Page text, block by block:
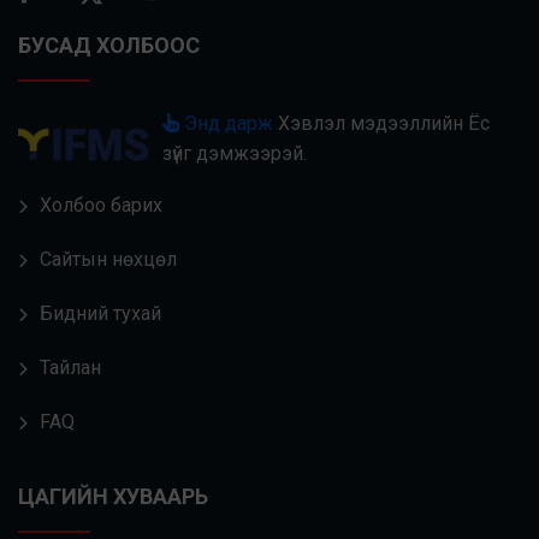
БУСАД ХОЛБООС
Энд дарж Хэвлэл мэдээллийн Ёс
зүйг дэмжээрэй.
Холбоо барих
Сайтын нөхцөл
Бидний тухай
Тайлан
FAQ
ЦАГИЙН ХУВААРЬ